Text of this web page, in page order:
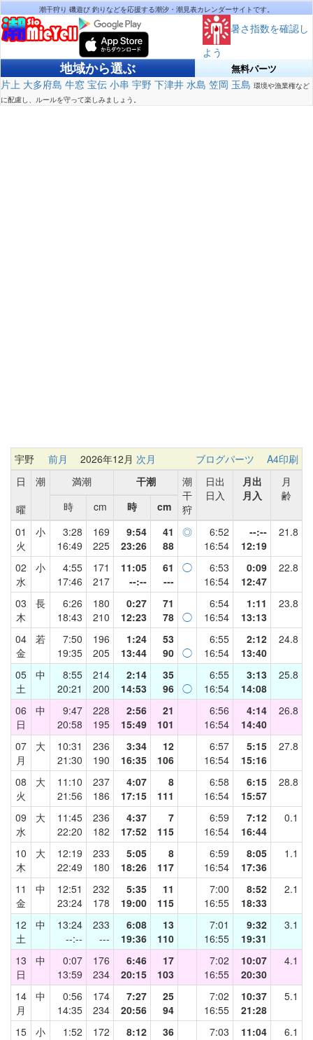
潮干狩り 磯遊び 釣りなどを応援する潮汐・潮見表カレンダーサイトです。
暑さ指数を確認し
よう
地域から選ぶ 無料パーツ
片上 大多府島 牛窓 宝伝 小串 宇野 下津井 水島 笠岡 玉島 環境や漁業権など
に配慮し、ルールを守って楽しみましょう。
宇野 前月 2026年12月 次月 ブログパーツ
A4印刷
日
曜
潮 満潮 干潮
潮
干
狩
日出
日入
月出
月入
月
齢
時
cm 時
cm
01
火
小
3:28
16:49
169
225
9:54
23:26
41
88
◎
6:52
16:54
--:--
12:19
21.8
02
水
小
4:55
17:46
171
217
11:05
--:--
61
---
◯
6:53
16:54
0:09
12:47
22.8
03
木
長
6:26
18:43
180
210
0:27
12:23
71
78 ◯
6:54
16:54
1:11
13:13
23.8
04
金
若
7:50
19:35
196
205
1:24
13:44
53
90 ◯
6:55
16:54
2:12
13:40
24.8
05
土
中
8:55
20:21
214
200
2:14
14:53
35
96 ◯
6:55
16:54
3:13
14:08
25.8
06
日
中
9:47
20:58
228
195
2:56
15:49
21
101
6:56
16:54
4:14
14:40
26.8
07
月
大
10:31
21:30
236
190
3:34
16:35
12
106
6:57
16:54
5:15
15:16
27.8
08
火
大
11:10
21:56
237
186
4:07
17:15
8
111
6:58
16:54
6:15
15:57
28.8
09
水
大
11:45
22:20
236
182
4:37
17:52
7
115
6:59
16:54
7:12
16:44
0.1
10
木
大
12:19
22:49
233
180
5:05
18:26
8
117
6:59
16:54
8:05
17:36
1.1
11
金
中
12:51
23:24
232
178
5:35
19:00
11
115
7:00
16:55
8:52
18:33
2.1
12
土
中
13:24
--:--
233
---
6:08
19:36
13
110
7:01
16:55
9:32
19:31
3.1
13
日
中
0:07
13:59
176
234
6:46
20:15
17
103
7:02
16:55
10:07
20:30
4.1
14
月
中
0:56
14:35
174
234
7:27
20:56
25
94
7:02
16:55
10:37
21:28
5.1
15
小
1:52
172
8:12
36
7:03
11:04
6.1